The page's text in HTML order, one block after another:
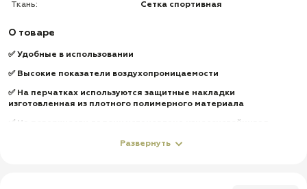
Ткань: Сетка спортивная
О товаре
✅ Удобные в использовании
✅ Высокие показатели воздухопроницаемости
✅ На перчатках используются защитные накладки
изготовленная из плотного полимерного материала
✅ На поверхности ладони установлена износоустойчивая,
Развернуть